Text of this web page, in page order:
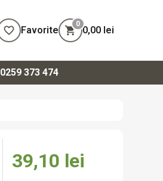
favorite_border Favorite shopping_cart
0
0,00 lei
0259 373 474
39,10 lei